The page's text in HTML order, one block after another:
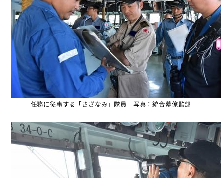
任務に従事する「さざなみ」隊員 写真：統合幕僚監部